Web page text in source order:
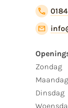
Zondag
Maandag
Dinsdag